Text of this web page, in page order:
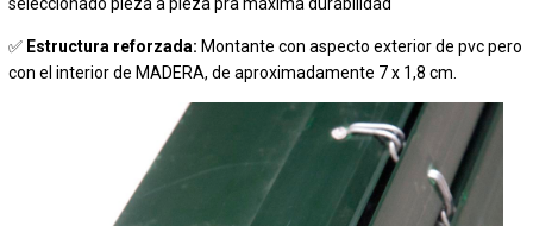
✅ Estructura reforzada: Montante con aspecto exterior de pvc pero
con el interior de MADERA, de aproximadamente 7 x 1,8 cm.